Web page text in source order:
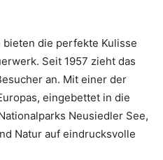
die perfekte Kulisse
Seit 1957 zieht das
an. Mit einer der
eingebettet in die
Neusiedler See,
Natur auf eindrucksvolle